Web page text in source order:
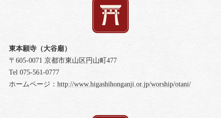
東本願寺（大谷廟）
〒605-0071 京都市東山区円山町477
Tel 075‐561-0777
ホームページ： http://www.higashihonganji.or.jp/worship/otani/